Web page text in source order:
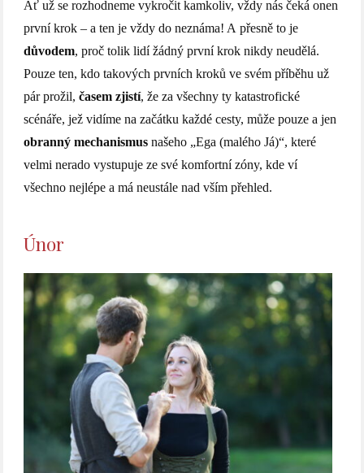
Ať už se rozhodneme vykročit kamkoliv, vždy nás čeká onen
první krok – a ten je vždy do neznáma! A přesně to je
důvodem, proč tolik lidí žádný první krok nikdy neudělá.
Pouze ten, kdo takových prvních kroků ve svém příběhu už
pár prožil,časem zjistí, že za všechny ty katastrofické
scénáře, jež vidíme na začátku každé cesty, může pouze a jen
obranný mechanismus našeho „Ega (malého Já)“, které
velmi nerado vystupuje ze své komfortní zóny, kde ví
všechno nejlépe a má neustále nad vším přehled.
Únor